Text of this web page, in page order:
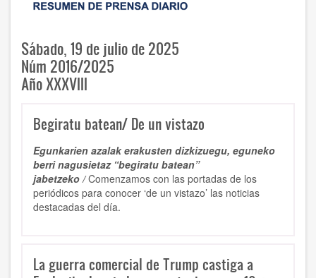
Sábado, 19 de julio de 2025
Núm 2016/2025
Año XXXVIII
Begiratu batean/ De un vistazo
Egunkarien azalak erakusten dizkizuegu, eguneko
berri nagusietaz “begiratu batean”
jabetzeko /Comenzamos con las portadas de los
periódicos para conocer ‘de un vistazo’ las noticias
destacadas del día.
La guerra comercial de Trump castiga a